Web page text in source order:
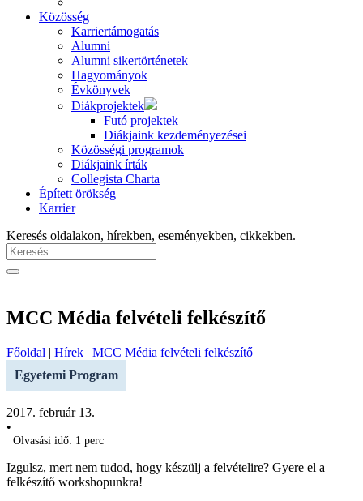
Közösség
Karriertámogatás
Alumni
Alumni sikertörténetek
Hagyományok
Évkönyvek
Diákprojektek
Futó projektek
Diákjaink kezdeményezései
Közösségi programok
Diákjaink írták
Collegista Charta
Épített örökség
Karrier
Keresés oldalakon, hírekben, eseményekben, cikkekben.
MCC Média felvételi felkészítő
Főoldal | Hírek | MCC Média felvételi felkészítő
Egyetemi Program
2017. február 13.
•
Olvasási idő: 1 perc
Izgulsz, mert nem tudod, hogy készülj a felvételire? Gyere el a
felkészítő workshopunkra!